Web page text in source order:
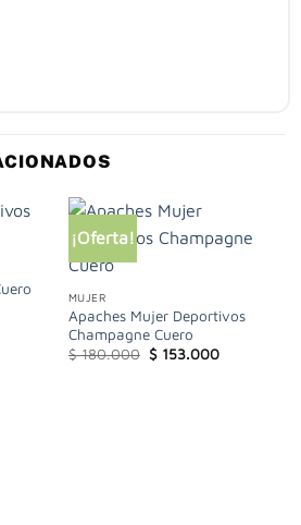
¡Oferta!
MUJER
Apaches Mujer Deportivos
Champagne Cuero
$180.000 El
precio
$153.000El